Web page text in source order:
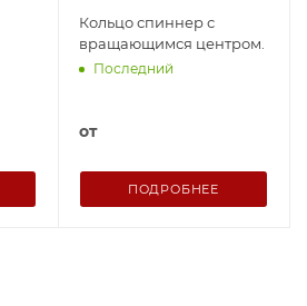
Кольцо спиннер с
вращающимся центром.
Последний
от
ПОДРОБНЕЕ